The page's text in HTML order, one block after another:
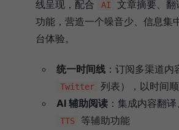
线呈现，配合 AI
文章摘要、翻
功能，营造一个噪音少、信息集
台体验。
统一时间线 ：订阅多渠道内
Twitter
列表），以时间
AI 辅助阅读 ：集成内容翻译
TTS
等辅助功能